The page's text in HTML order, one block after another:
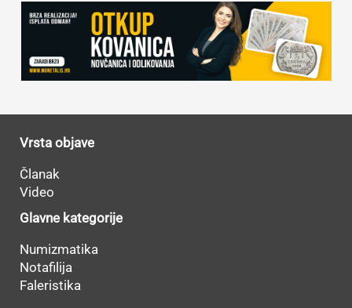
Vrsta objave
Članak
Video
Glavne kategorije
Numizmatika
Notafilija
Faleristika